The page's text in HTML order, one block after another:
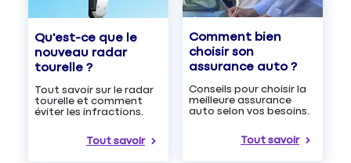
Qu'est-ce que le
nouveau radar
tourelle ?
Tout savoir sur le radar
tourelle et comment
éviter les infractions.
Tout savoir
Comment bien
choisir son
assurance auto ?
Conseils pour choisir la
meilleure assurance
auto selon vos besoins.
Tout savoir